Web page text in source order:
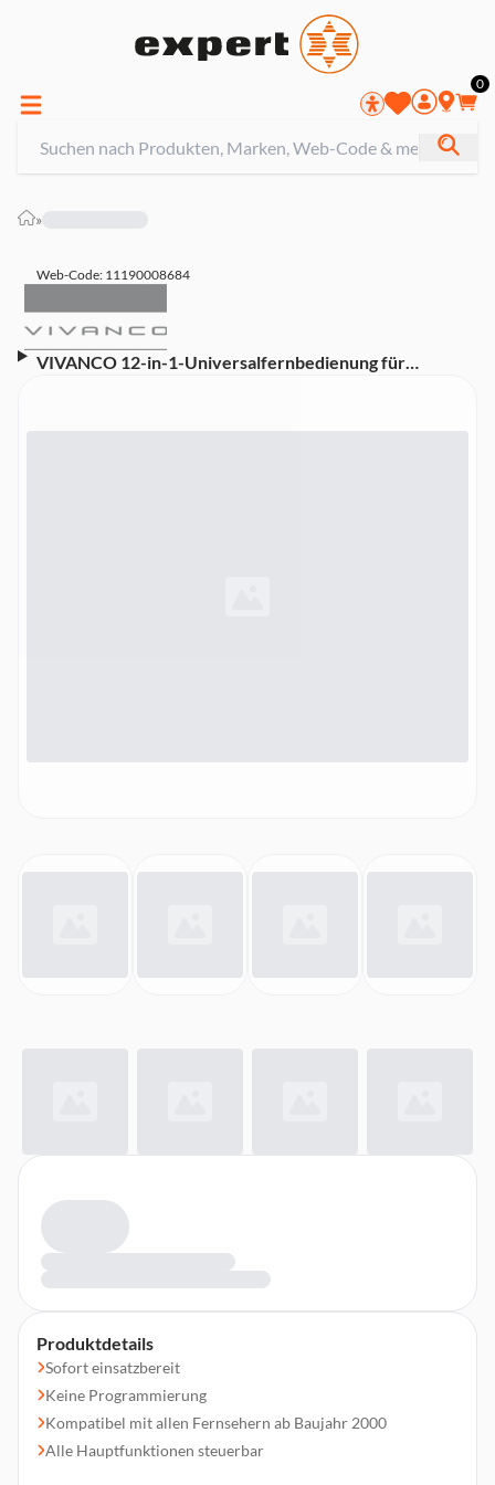
0
»
Web-Code: 11190008684
VIVANCO 12-in-1-Universalfernbedienung für
Produktdetails
Sofort einsatzbereit
Keine Programmierung
Kompatibel mit allen Fernsehern ab Baujahr 2000
Alle Hauptfunktionen steuerbar